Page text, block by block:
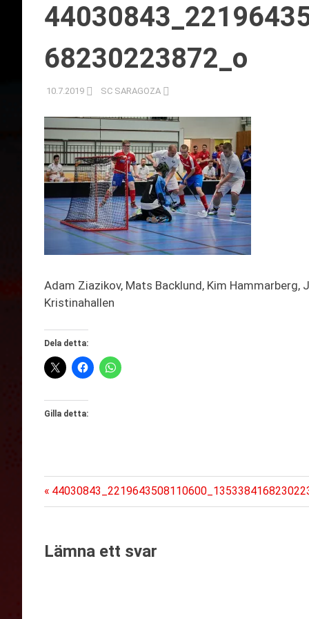
68230223872_o
10.7.2019 SC SARAGOZA
Adam Ziazikov, Mats Backlund, Kim Hammarberg,
Kristinahallen
Dela detta:
Gilla detta:
Inläggsnavigering
Föregående
inlägg:
Lämna ett svar